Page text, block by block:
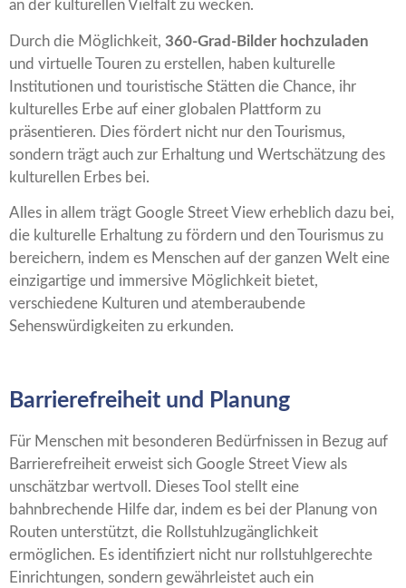
an der kulturellen Vielfalt zu wecken.
Durch die Möglichkeit, 360-Grad-Bilder hochzuladen
und virtuelle Touren zu erstellen, haben kulturelle
Institutionen und touristische Stätten die Chance, ihr
kulturelles Erbe auf einer globalen Plattform zu
präsentieren. Dies fördert nicht nur den Tourismus,
sondern trägt auch zur Erhaltung und Wertschätzung des
kulturellen Erbes bei.
Alles in allem trägt Google Street View erheblich dazu bei,
die kulturelle Erhaltung zu fördern und den Tourismus zu
bereichern, indem es Menschen auf der ganzen Welt eine
einzigartige und immersive Möglichkeit bietet,
verschiedene Kulturen und atemberaubende
Sehenswürdigkeiten zu erkunden.
Barrierefreiheit und Planung
Für Menschen mit besonderen Bedürfnissen in Bezug auf
Barrierefreiheit erweist sich Google Street View als
unschätzbar wertvoll. Dieses Tool stellt eine
bahnbrechende Hilfe dar, indem es bei der Planung von
Routen unterstützt, die Rollstuhlzugänglichkeit
ermöglichen. Es identifiziert nicht nur rollstuhlgerechte
Einrichtungen, sondern gewährleistet auch ein